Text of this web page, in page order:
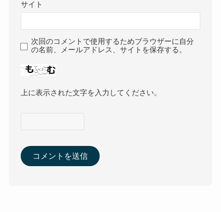
サイト
次回のコメントで使用するためブラウザーに自分
の名前、メールアドレス、サイトを保存する。
上に表示された文字を入力してください。